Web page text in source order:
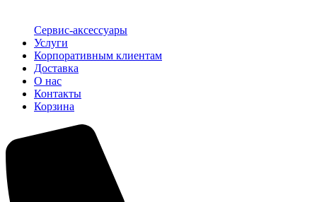
Сервис-аксессуары
Услуги
Корпоративным клиентам
Доставка
О нас
Контакты
Корзина